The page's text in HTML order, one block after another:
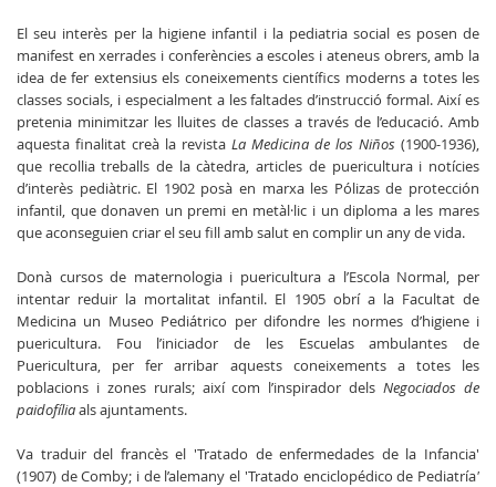
El seu interès per la higiene infantil i la pediatria social es posen de
manifest en xerrades i conferències a escoles i ateneus obrers, amb la
idea de fer extensius els coneixements científics moderns a totes les
classes socials, i especialment a les faltades d’instrucció formal. Així es
pretenia minimitzar les lluites de classes a través de l’educació. Amb
aquesta finalitat creà la revista La Medicina de los Niños (1900-1936),
que recollia treballs de la càtedra, articles de puericultura i notícies
d’interès pediàtric. El 1902 posà en marxa les Pólizas de protección
infantil, que donaven un premi en metàl·lic i un diploma a les mares
que aconseguien criar el seu fill amb salut en complir un any de vida.
Donà cursos de maternologia i puericultura a l’Escola Normal, per
intentar reduir la mortalitat infantil. El 1905 obrí a la Facultat de
Medicina un Museo Pediátrico per difondre les normes d’higiene i
puericultura. Fou l’iniciador de les Escuelas ambulantes de
Puericultura, per fer arribar aquests coneixements a totes les
poblacions i zones rurals; així com l’inspirador delsNegociados de
paidofíliaals ajuntaments.
Va traduir del francès el 'Tratado de enfermedades de la Infancia'
(1907) de Comby; i de l’alemany el 'Tratado enciclopédico de Pediatría'